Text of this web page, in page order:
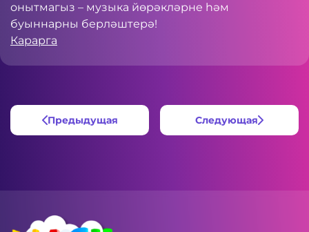
онытмагыз – музыка йөрәкләрне һәм
буыннарны берләштерә!
Карарга
Предыдущая Следующая